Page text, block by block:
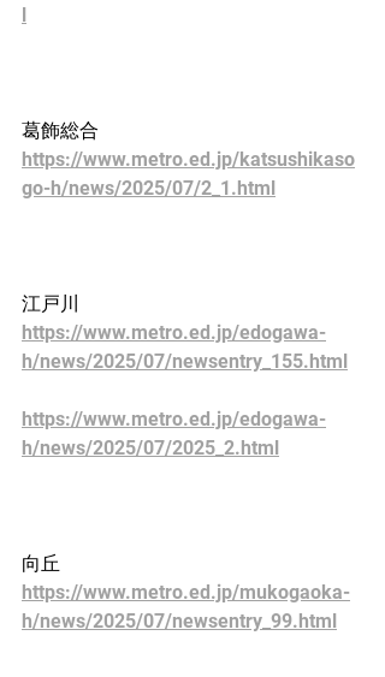
葛飾総合
https://www.metro.ed.jp/katsushikaso
go-h/news/2025/07/2_1.html
江戸川
https://www.metro.ed.jp/edogawa-
h/news/2025/07/newsentry_155.html
https://www.metro.ed.jp/edogawa-
h/news/2025/07/2025_2.html
向丘
https://www.metro.ed.jp/mukogaoka-
h/news/2025/07/newsentry_99.html